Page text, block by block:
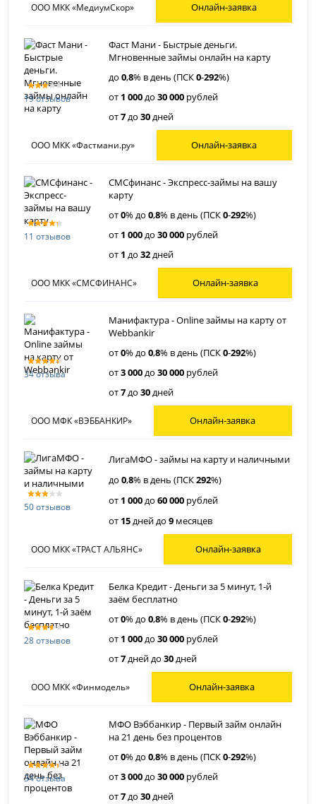
ООО МКК «МедиумСкор» Онлайн-заявка
19 отзывов
Фаст Мани - Быстрые деньги.
Мгновенные займы онлайн на карту
до0,8% в день (ПСК0-292%)
от 1 000до30 000 рублей
от7до30дней
ООО МКК «Фастмани.ру» Онлайн-заявка
11 отзывов
СМСфинанс - Экспресс-займы на вашу
карту
от0% до0,8% в день (ПСК0-292%)
от 1 000до30 000 рублей
от 1 до32дней
ООО МКК «СМСФИНАНС» Онлайн-заявка
34 отзыва
Манифактура - Online займы на карту от
Webbankir
от0% до0,8% в день (ПСК0-292%)
от3 000до30 000 рублей
от7до30дней
ООО МФК «ВЭББАНКИР» Онлайн-заявка
50 отзывов
ЛигаМФО - займы на карту и наличными
до0,8% в день (ПСК292%)
от 1 000до60 000 рублей
от 15дней до9 месяцев
ООО МКК «ТРАСТ АЛЬЯНС» Онлайн-заявка
28 отзывов
Белка Кредит - Деньги за 5 минут, 1-й
заём бесплатно
от0% до0,8% в день (ПСК0-292%)
от 1 000до30 000 рублей
от7дней до30дней
ООО МКК «Финмодель» Онлайн-заявка
34 отзыва
МФО Вэббанкир - Первый займ онлайн
на 21 день без процентов
от0% до0,8% в день (ПСК0-292%)
от3 000до30 000 рублей
от7до30дней